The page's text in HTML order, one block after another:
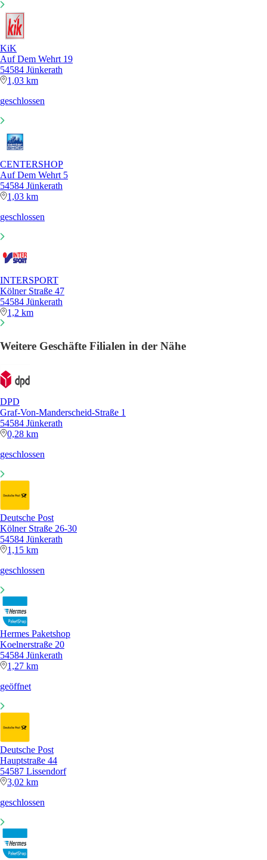
KiK
Auf Dem Wehrt 19
54584 Jünkerath
1,03 km
geschlossen
CENTERSHOP
Auf Dem Wehrt 5
54584 Jünkerath
1,03 km
geschlossen
INTERSPORT
Kölner Straße 47
54584 Jünkerath
1,2 km
Weitere Geschäfte Filialen in der Nähe
DPD
Graf-Von-Manderscheid-Straße 1
54584 Jünkerath
0,28 km
geschlossen
Deutsche Post
Kölner Straße 26-30
54584 Jünkerath
1,15 km
geschlossen
Hermes Paketshop
Koelnerstraße 20
54584 Jünkerath
1,27 km
geöffnet
Deutsche Post
Hauptstraße 44
54587 Lissendorf
3,02 km
geschlossen